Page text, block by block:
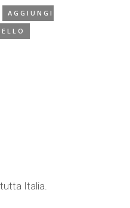
Il
prezzo
AGGIUNGI
Italia.